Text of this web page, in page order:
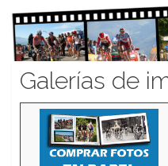
Galerías de